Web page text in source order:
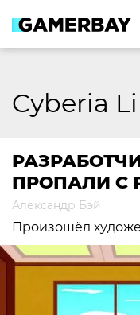
content
Cyberia
ПРОПАЛИ С
Александр Бэй
Произошёл